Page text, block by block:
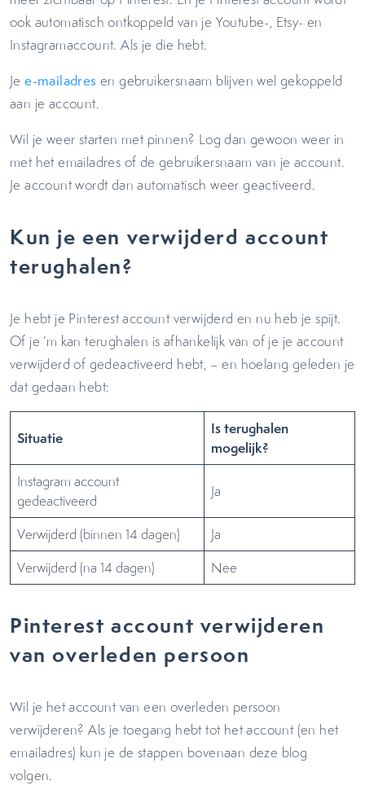
ook automatisch ontkoppeld van je Youtube-, Etsy- en
Instagramaccount. Als je die hebt.
Jee-mailadres en gebruikersnaam blijven wel gekoppeld
aan je account.
Wil je weer starten met pinnen? Log dan gewoon weer in
met het emailadres of de gebruikersnaam van je account.
Je account wordt dan automatisch weer geactiveerd.
Kun je een verwijderd account
terughalen?
Je hebt je Pinterest account verwijderd en nu heb je spijt.
Of je ‘m kan terughalen is afhankelijk van of je je account
verwijderd of gedeactiveerd hebt, – en hoelang geleden je
dat gedaan hebt:
Situatie
Is terughalen
mogelijk?
Instagram account
gedeactiveerd
Ja
Verwijderd (binnen 14 dagen)
Ja
Verwijderd (na 14 dagen)
Nee
Pinterest account verwijderen
van overleden persoon
Wil je het account van een overleden persoon
verwijderen? Als je toegang hebt tot het account (en het
emailadres) kun je de stappen bovenaan deze blog
volgen.